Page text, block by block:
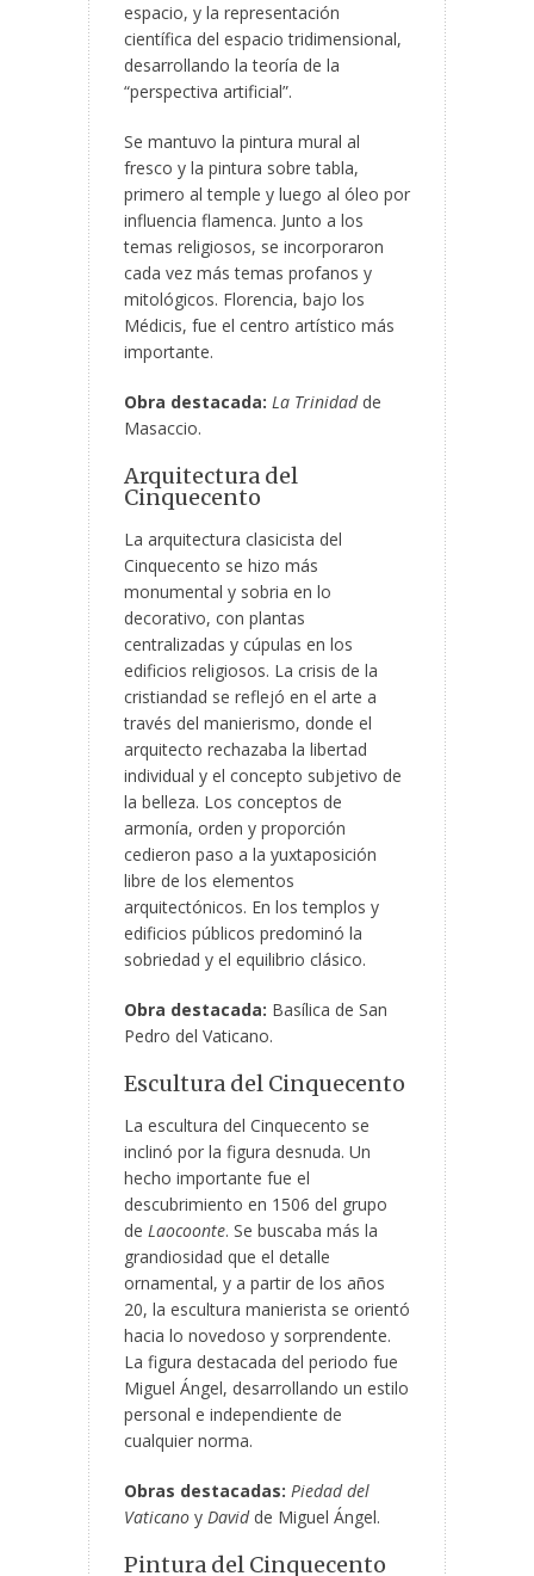
espacio, y la representación
científica del espacio tridimensional,
desarrollando la teoría de la
“perspectiva artificial”.
Se mantuvo la pintura mural al
fresco y la pintura sobre tabla,
primero al temple y luego al óleo por
influencia flamenca. Junto a los
temas religiosos, se incorporaron
cada vez más temas profanos y
mitológicos. Florencia, bajo los
Médicis, fue el centro artístico más
importante.
Obra destacada: La Trinidadde
Masaccio.
Arquitectura del
Cinquecento
La arquitectura clasicista del
Cinquecento se hizo más
monumental y sobria en lo
decorativo, con plantas
centralizadas y cúpulas en los
edificios religiosos. La crisis de la
cristiandad se reflejó en el arte a
través del manierismo, donde el
arquitecto rechazaba la libertad
individual y el concepto subjetivo de
la belleza. Los conceptos de
armonía, orden y proporción
cedieron paso a la yuxtaposición
libre de los elementos
arquitectónicos. En los templos y
edificios públicos predominó la
sobriedad y el equilibrio clásico.
Obra destacada: Basílica de San
Pedro del Vaticano.
Escultura del Cinquecento
La escultura del Cinquecento se
inclinó por la figura desnuda. Un
hecho importante fue el
descubrimiento en 1506 del grupo
de Laocoonte. Se buscaba más la
grandiosidad que el detalle
ornamental, y a partir de los años
20, la escultura manierista se orientó
hacia lo novedoso y sorprendente.
La figura destacada del periodo fue
Miguel Ángel, desarrollando un estilo
personal e independiente de
cualquier norma.
Obras destacadas: Piedad del
Vaticano y Davidde Miguel Ángel.
Pintura del Cinquecento